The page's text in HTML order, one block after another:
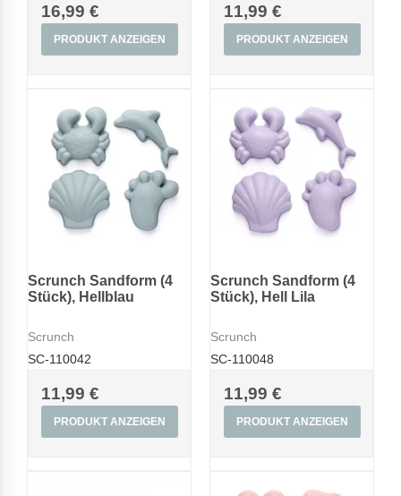
16,99 €
PRODUKT ANZEIGEN
11,99 €
PRODUKT ANZEIGEN
Scrunch Sandform (4
Stück), Hellblau
Scrunch
SC-110042
11,99 €
PRODUKT ANZEIGEN
Scrunch Sandform (4
Stück), Hell Lila
Scrunch
SC-110048
11,99 €
PRODUKT ANZEIGEN